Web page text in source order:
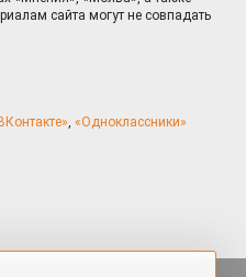
сайта могут не совпадать
, «Одноклассники»